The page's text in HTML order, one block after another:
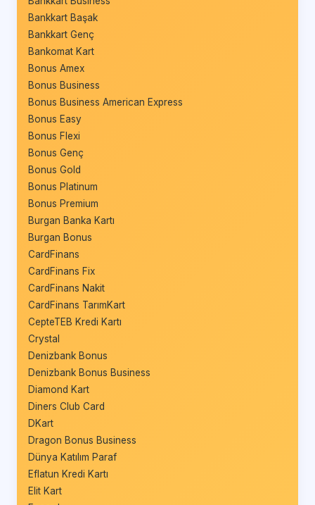
Bankkart Başak
Bankkart Genç
Bankomat Kart
Bonus Amex
Bonus Business
Bonus Business American Express
Bonus Easy
Bonus Flexi
Bonus Genç
Bonus Gold
Bonus Platinum
Bonus Premium
Burgan Banka Kartı
Burgan Bonus
CardFinans
CardFinans Fix
CardFinans Nakit
CardFinans TarımKart
CepteTEB Kredi Kartı
Crystal
Denizbank Bonus
Denizbank Bonus Business
Diamond Kart
Diners Club Card
DKart
Dragon Bonus Business
Dünya Katılım Paraf
Eflatun Kredi Kartı
Elit Kart